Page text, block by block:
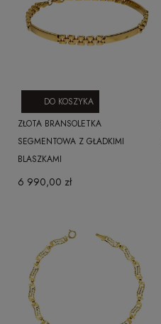
ZŁOTA BRANSOLETKA
SEGMENTOWA Z GŁADKIMI
BLASZKAMI
6 990,00 zł
DO KOSZYKA